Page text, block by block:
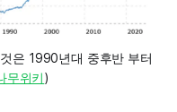
은 1990년대 중후반 부터
무위키)